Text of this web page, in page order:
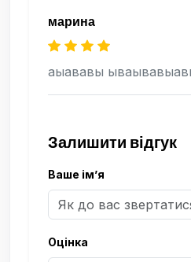
марина
аыававы
Залишити відгук
Ваше ім’я
Оцінка